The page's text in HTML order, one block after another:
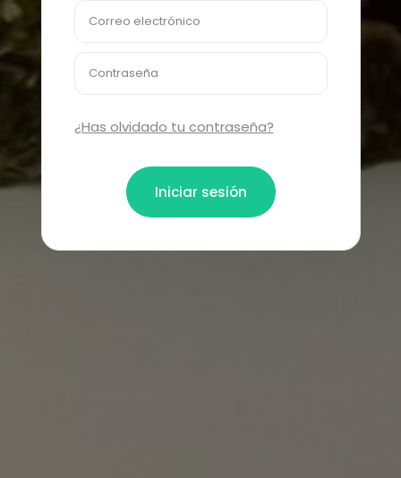
Correo electrónico
Contraseña
¿Has olvidado tu contraseña?
Iniciar sesión